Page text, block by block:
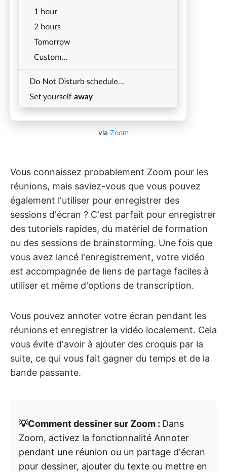
via Zoom
Vous connaissez probablement Zoom pour les
réunions, mais saviez-vous que vous pouvez
également l'utiliser pour enregistrer des
sessions d'écran ? C'est parfait pour enregistrer
des tutoriels rapides, du matériel de formation
ou des sessions de brainstorming. Une fois que
vous avez lancé l'enregistrement, votre vidéo
est accompagnée de liens de partage faciles à
utiliser et même d'options de transcription.
Vous pouvez annoter votre écran pendant les
réunions et enregistrer la vidéo localement. Cela
vous évite d'avoir à ajouter des croquis par la
suite, ce qui vous fait gagner du temps et de la
bande passante.
💡Comment dessiner sur Zoom : Dans
Zoom, activez la fonctionnalité Annoter
pendant une réunion ou un partage d'écran
pour dessiner, ajouter du texte ou mettre en